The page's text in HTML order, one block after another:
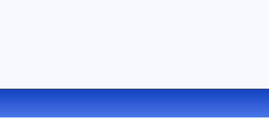
CONVERTIRE OGV IN AC3 ONLINE